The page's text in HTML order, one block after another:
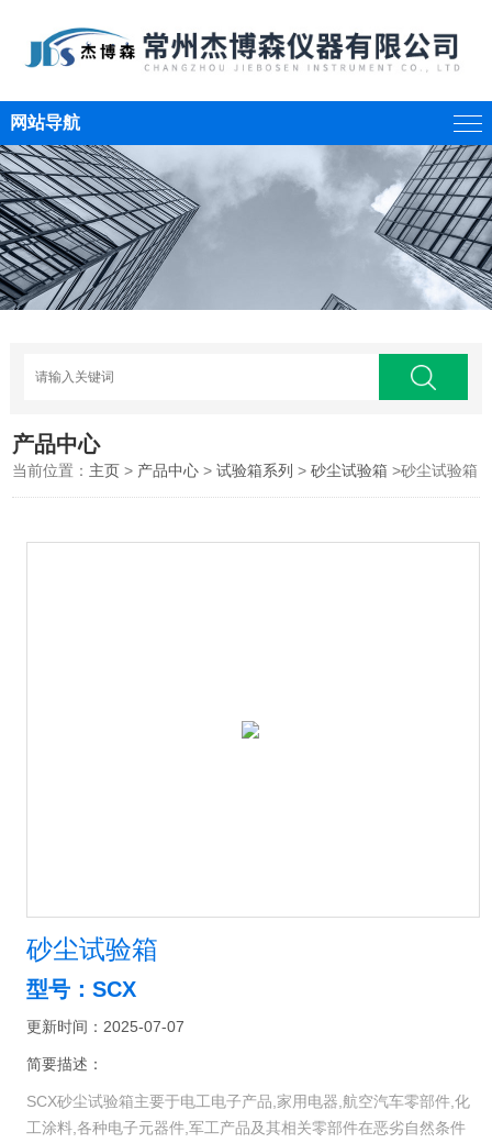
网站导航
产品中心
当前位置： 主页 > 产品中心 >试验箱系列 >砂尘试验箱 >砂尘试验箱
砂尘试验箱
型号：SCX
更新时间：2025-07-07
简要描述：
SCX砂尘试验箱主要于电工电子产品,家用电器,航空汽车零部件,化
工涂料,各种电子元器件,军工产品及其相关零部件在恶劣自然条件